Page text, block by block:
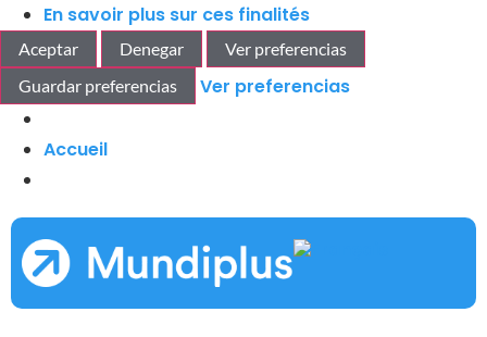
En savoir plus sur ces finalités
Aceptar Denegar
Ver preferencias
Guardar preferencias
Ver preferencias
Accueil